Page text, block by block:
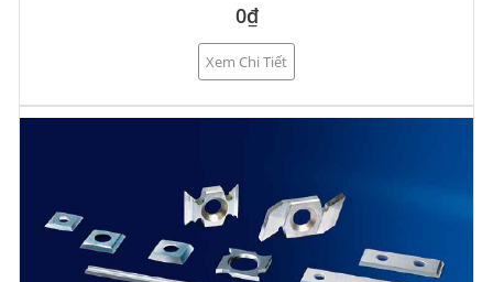
0₫
Xem Chi Tiết